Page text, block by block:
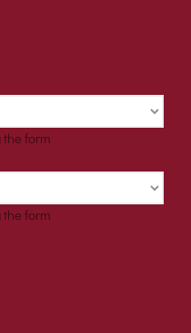
form
form